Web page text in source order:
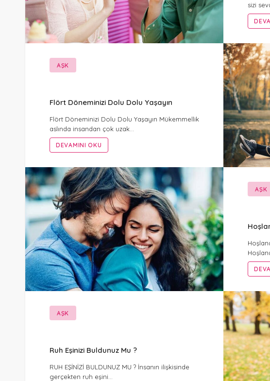
sizi
AŞK
Flört Döneminizi Dolu Dolu Yaşayın
Flört Döneminizi Dolu Dolu Yaşayın Mükemmellik
aslında insandan çok uzak…
DEVAMINI OKU
AŞK
AŞK
Ruh Eşinizi Buldunuz Mu ?
RUH EŞİNİZİ BULDUNUZ MU ? İnsanın ilişkisinde
gerçekten ruh eşini…